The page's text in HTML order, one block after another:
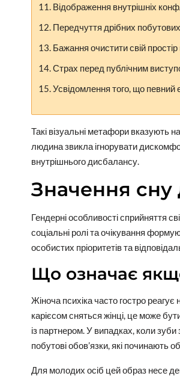
Відображення внутрішніх
Передчуття дрібних побутових
Бажання очистити свій
Страх перед публічним
Усвідомлення того, що певний
Такі візуальні метафори вказують
людина звикла ігнорувати
внутрішнього дисбалансу.
Значення сну
Гендерні особливості сприйняття
соціальні ролі та очікування
особистих пріоритетів та
Що означає
Жіноча психіка часто гостро
карієсом сняться жінці, це може
із партнером. У випадках, коли зуби
побутові обов’язки, які починають
Для молодих осіб цей образ несе